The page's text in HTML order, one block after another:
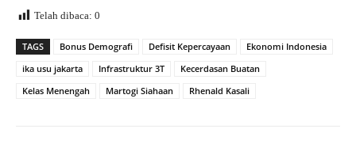
Telah dibaca: 0
TAGS Bonus Demografi Defisit Kepercayaan
Ekonomi Indonesia
ika usu jakarta
Infrastruktur 3T
Kecerdasan Buatan
Kelas Menengah
Martogi Siahaan Rhenald Kasali